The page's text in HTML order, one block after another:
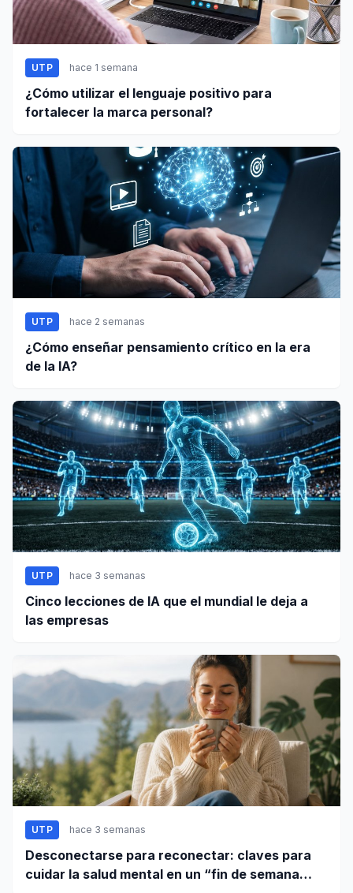
UTP hace 1 semana
¿Cómo utilizar el lenguaje positivo para
fortalecer la marca personal?
UTP hace 2 semanas
¿Cómo enseñar pensamiento crítico en la era
de la IA?
UTP hace 3 semanas
Cinco lecciones de IA que el mundial le deja a
las empresas
UTP hace 3 semanas
Desconectarse para reconectar: claves para
cuidar la salud mental en un “fin de semana